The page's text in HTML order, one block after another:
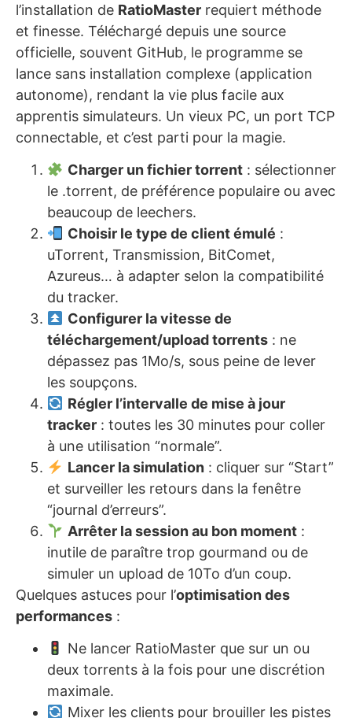
l’installation de RatioMaster requiert méthode
et finesse. Téléchargé depuis une source
officielle, souvent GitHub, le programme se
lance sans installation complexe (application
autonome), rendant la vie plus facile aux
apprentis simulateurs. Un vieux PC, un port TCP
connectable, et c’est parti pour la magie.
Charger un fichier torrent: sélectionner
le .torrent, de préférence populaire ou avec
beaucoup de leechers.
Choisir le type de client émulé :
uTorrent, Transmission, BitComet,
Azureus… à adapter selon la compatibilité
du tracker.
Configurer la vitesse de
téléchargement/upload torrents : ne
dépassez pas 1Mo/s, sous peine de lever
les soupçons.
Régler l’intervalle de mise à jour
tracker : toutes les 30 minutes pour coller
à une utilisation “normale”.
Lancer la simulation: cliquer sur “Start”
et surveiller les retours dans la fenêtre
“journal d’erreurs”.
Arrêter la session au bon moment:
inutile de paraître trop gourmand ou de
simuler un upload de 10To d’un coup.
Quelques astuces pour l’optimisation des
performances :
Ne lancer RatioMaster que sur un ou
deux torrents à la fois pour une discrétion
maximale.
Mixer les clients pour brouiller les pistes